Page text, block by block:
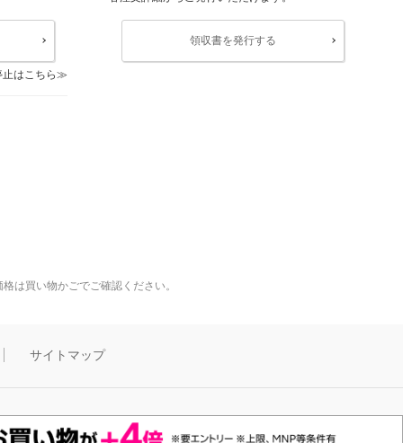
はこちら
領収書を発行する
は買い物かごでご確認ください。
サイトマップ